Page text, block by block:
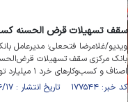
سقف تسهیلات قرض الحسنه
ویدیو/غلامرضا فتحعلی؛ مدیرعامل
اصناف و کسب‌و‌کار‌های خرد ۱ میلیارد تومان و برای شرکت‌ها ۱.۵ میلیارد تومان است.
کد خبر: ۱۷۷۵۴۴ تاریخ انتشار : ۱۴۰۴/۰۶/۱۷